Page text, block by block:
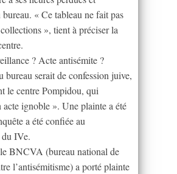
« Ce tableau ne fait pas
», tient à préciser la
? Acte antisémite ?
bureau serait de confession juive,
le centre Pompidou, qui
acte ignoble ». Une plainte a été
a été confiée au
IVe.
BNCVA (bureau national de
l’antisémitisme) a porté plainte